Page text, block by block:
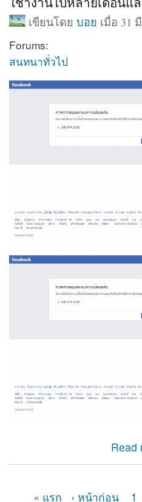
เขียนโดย บอย เมื่อ 31
Forums:
สนทนาทั่วไป
Read
about ผมไม่สามารถรับรหัส
ได้ เนื่องจากเลขหมายนั้น
« แรก ‹ หน้าก่อน 1